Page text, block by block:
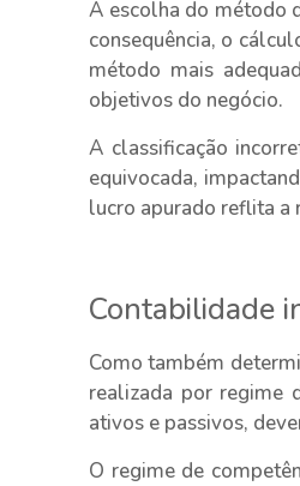
A escolha do método
consequência, o
método mais
objetivos do negócio.
A classificação
equivocada,
lucro apurado reflita a
Contabilidade
Como também
realizada por regime
ativos e passivos,
O regime de